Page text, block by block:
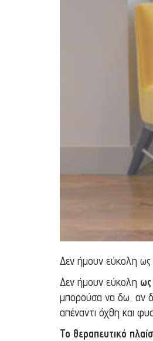
Δεν ήμουν εύκολη ως
Δεν ήμουν εύκολη
μπορούσα να δω, αν
απέναντι όχθη και
Το θεραπευτικό